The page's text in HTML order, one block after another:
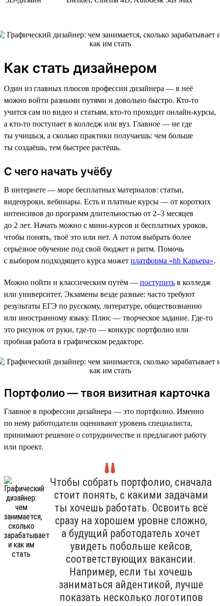
Как стать дизайнером
Один из главных плюсов профессии дизайнера — в неё
можно войти разными путями и довольно быстро. Кто-то
учится сам по видео и статьям, кто-то проходит онлайн-курсы,
а кто-то поступает в колледж или вуз. Главное — не где
ты учишься, а сколько практики получаешь: чем больше
ты создаёшь, тем быстрее растёшь.
С чего начать учёбу
В интернете — море бесплатных материалов: статьи,
видеоуроки, вебинары. Есть и платные курсы — от коротких
интенсивов до программ длительностью от 2–3 месяцев
до 2 лет. Начать можно с мини-курсов и бесплатных уроков,
чтобы понять, твоё это или нет. А потом выбрать более
серьёзное обучение под свой бюджет и ритм. Помочь
с выбором подходящего курса может платформа «hh Карьера».
Можно пойти и классическим путём — поступить в колледж
или университет. Экзамены везде разные: часто требуют
результаты ЕГЭ по русскому, литературе, обществознанию
или иностранному языку. Плюс — творческое задание. Где-то
это рисунок от руки, где-то — конкурс портфолио или
пробная работа в графическом редакторе.
Портфолио — твоя визитная карточка
Главное в профессии дизайнера — это портфолио. Именно
по нему работодатели оценивают уровень специалиста,
принимают решение о сотрудничестве и предлагают работу
или проект.
Чтобы собрать портфолио, сначала
стоит понять, с какими задачами
ты хочешь работать. Освоить всё
сразу на хорошем уровне сложно,
а будущий работодатель хочет
увидеть побольше кейсов,
соответствующих вакансии.
Например, если ты хочешь
заниматься айдентикой, лучше
показать несколько логотипов